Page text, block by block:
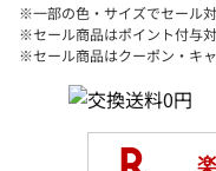
※一部の色・サイズでセール
※セール商品はポイント付与
※セール商品はクーポン・キ